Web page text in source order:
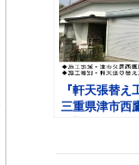
『軒天張替え
三重県津市西